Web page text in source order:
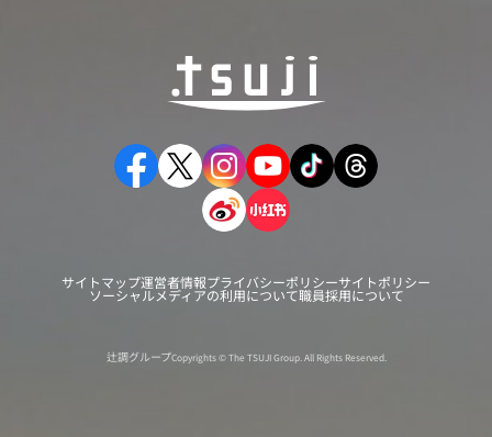
サイトマップ運営者情報プライバシーポリシーサイトポリシー
ソーシャルメディアの利用について職員採用について
辻調グループCopyrights © The TSUJI Group. All Rights Reserved.